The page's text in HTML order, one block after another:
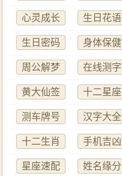
心灵成长 生日花语
生日密码 身体保健
周公解梦 在线测字
黄大仙签 十二星座
测车牌号 汉字大全
十二生肖 手机吉凶
星座速配 姓名缘分